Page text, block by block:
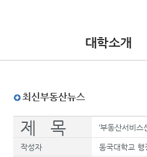
대학소개
•인사말
최신부동산뉴스
제 목 ‘부동산서비
작성자 동국대학교 행